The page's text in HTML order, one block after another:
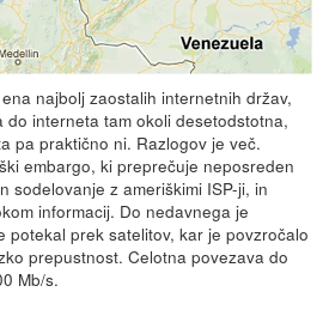
najbolj zaostalih internetnih držav,
interneta tam okoli desetodstotna,
pa praktično ni. Razlogov je več.
embargo, ki preprečuje neposreden
sodelovanje z ameriškimi ISP-ji, in
informacij. Do nedavnega je
potekal prek satelitov, kar je povzročalo
prepustnost. Celotna povezava do
Mb/s.